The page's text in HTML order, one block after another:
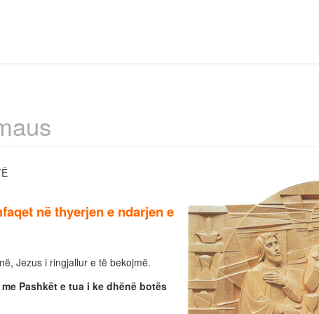
në thyerjen e ndarjen e
Jezus i ringjallur e të bekojmë.
Pashkët e tua i ke dhënë botës